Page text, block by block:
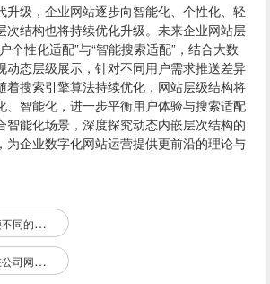
升级，企业网站逐步向智能化、个性化、轻
次结构也将持续优化升级。未来企业网站层
个性化适配”与“智能搜索适配”，结合大数
动态层级展示，针对不同用户需求推送差异
着搜索引擎算法持续优化，网站层级结构将
、智能化，进一步平衡用户体验与搜索适配
智能化场景，深度探究动态内嵌层次结构的
为企业数字化网站运营提供更前沿的理论与
户使用？
作中的应用